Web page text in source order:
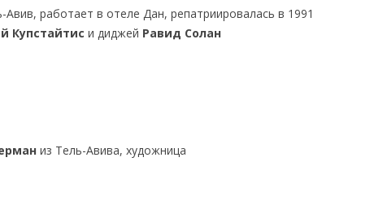
Авив, работает в отеле Дан, репатриировалась в 1991
Купстайтис и диджей Равид Солан
из Тель-Авива, художница